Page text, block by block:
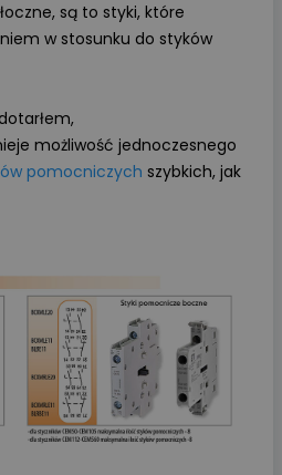
są to styki, które
w stosunku do styków
możliwość jednoczesnego
pomocniczych szybkich, jak